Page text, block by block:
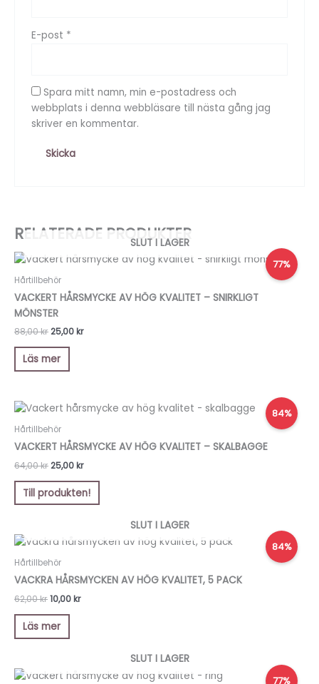
E-post *
Spara mitt namn, min e-postadress och
webbplats i denna webbläsare till nästa gång jag
skriver en kommentar.
RELATERADE PRODUKTER
77%
SLUT I LAGER
Hårtillbehör
VACKERT HÅRSMYCKE AV HÖG KVALITET – SNIRKLIGT
MÖNSTER
88,00kr
Det
ursprungliga
priset
var:
88,00 kr.
25,00kr
Det
nuvarande
är:
25,00 kr.
Läs mer
84%
Hårtillbehör
VACKERT HÅRSMYCKE AV HÖG KVALITET – SKALBAGGE
64,00kr
Det
ursprungliga
priset
var:
64,00 kr.
25,00kr
Det
nuvarande
är:
25,00 kr.
Till produkten!
84%
SLUT I LAGER
Hårtillbehör
VACKRA HÅRSMYCKEN AV HÖG KVALITET, 5 PACK
62,00kr
Det
ursprungliga
priset
var:
62,00 kr.
10,00kr
Det
nuvarande
är:
10,00 kr.
Läs mer
77%
SLUT I LAGER
Det
Det